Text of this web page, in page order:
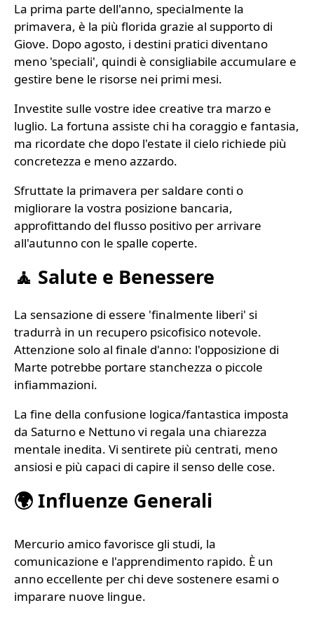
La prima parte dell'anno, specialmente la
primavera, è la più florida grazie al supporto di
Giove. Dopo agosto, i destini pratici diventano
meno 'speciali', quindi è consigliabile accumulare e
gestire bene le risorse nei primi mesi.
Investite sulle vostre idee creative tra marzo e
luglio. La fortuna assiste chi ha coraggio e fantasia,
ma ricordate che dopo l'estate il cielo richiede più
concretezza e meno azzardo.
Sfruttate la primavera per saldare conti o
migliorare la vostra posizione bancaria,
approfittando del flusso positivo per arrivare
all'autunno con le spalle coperte.
🧘 Salute e Benessere
La sensazione di essere 'finalmente liberi' si
tradurrà in un recupero psicofisico notevole.
Attenzione solo al finale d'anno: l'opposizione di
Marte potrebbe portare stanchezza o piccole
infiammazioni.
La fine della confusione logica/fantastica imposta
da Saturno e Nettuno vi regala una chiarezza
mentale inedita. Vi sentirete più centrati, meno
ansiosi e più capaci di capire il senso delle cose.
🌍 Influenze Generali
Mercurio amico favorisce gli studi, la
comunicazione e l'apprendimento rapido. È un
anno eccellente per chi deve sostenere esami o
imparare nuove lingue.